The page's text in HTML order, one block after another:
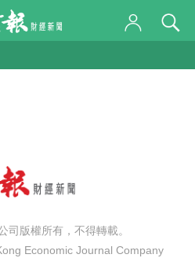
司版權所有，不得轉載。
Economic Journal Company